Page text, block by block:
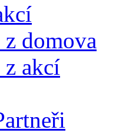
domova
akcí